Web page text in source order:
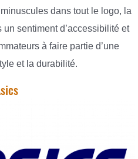
dans tout le logo, la
sentiment d’accessibilité et
à faire partie d’une
et la durabilité.